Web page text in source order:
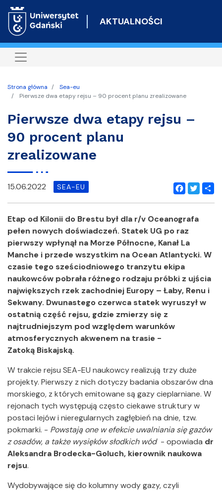
do
AKTUALNOŚCI
Strona główna
Sea-eu
Pierwsze dwa etapy rejsu – 90 procent planu zrealizowane
Pierwsze dwa etapy rejsu –
90 procent planu
zrealizowane
Facebook
Twitter
15.06.2022 SEA-EU
Etap od Kilonii do Brestu był dla r/v Oceanografa
pełen nowych doświadczeń. Statek UG po raz
pierwszy wpłynął na Morze Północne, Kanał La
Manche i przede wszystkim na Ocean Atlantycki. W
czasie tego sześciodniowego tranzytu ekipa
naukowców pobrała różnego rodzaju próbki z ujścia
największych rzek zachodniej Europy – Łaby, Renu i
Sekwany. Dwunastego czerwca statek wyruszył w
ostatnią część rejsu, gdzie zmierzy się z
najtrudniejszym pod względem warunków
atmosferycznych akwenem na trasie -
Zatoką Biskajską.
W trakcie rejsu SEA-EU naukowcy realizują trzy duże
projekty. Pierwszy z nich dotyczy badania obszarów dna
morskiego, z których emitowane są gazy cieplarniane. W
rejonach tych występują często ciekawe struktury w
postaci lejów i nieregularnych zagłębień na dnie, tzw.
pokmarki. - Powstają one w efekcie uwalniania się gazów
z osadów, a także wysięków słodkich wód - opowiada dr
Aleksandra Brodecka-Goluch, kierownik naukowa
rejsu.
Wydobywające się do kolumny wody gazy, czyli